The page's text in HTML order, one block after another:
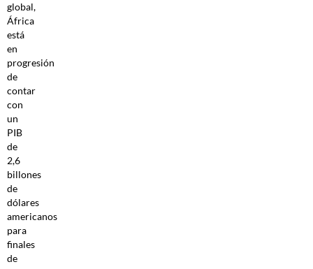
global,
África
está
en
progresión
de
contar
con
un
PIB
de
2,6
billones
de
dólares
americanos
para
finales
de